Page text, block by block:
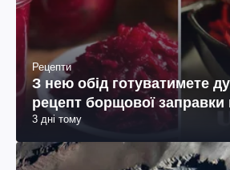
Рецепти
З нею обід готуватимете
рецепт борщової заправки
3 дні тому